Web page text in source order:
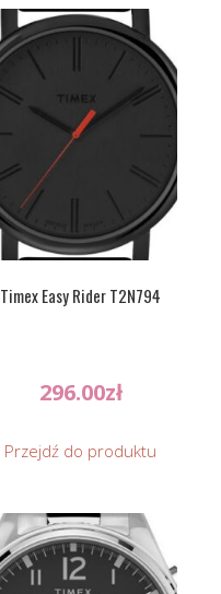
Timex Easy Rider T2N794
296.00zł
Przejdź do produktu